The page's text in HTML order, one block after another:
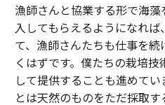
漁師さんと協業する形で海
入してもらえるようになれ
て、漁師さんたちも仕事を
くはずです。僕たちの栽培
して提供することも進めて
とは天然のものをただ採取